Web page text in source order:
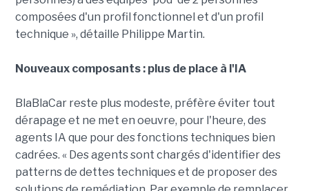
composées d'un profil fonctionnel et d'un profil
technique », détaille Philippe Martin.
Nouveaux composants : plus de place à l'IA
BlaBlaCar reste plus modeste, préfère éviter tout
dérapage et ne met en oeuvre, pour l'heure, des
agents IA que pour des fonctions techniques bien
cadrées. « Des agents sont chargés d'identifier des
patterns de dettes techniques et de proposer des